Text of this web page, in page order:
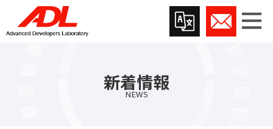
新着情報
NEWS